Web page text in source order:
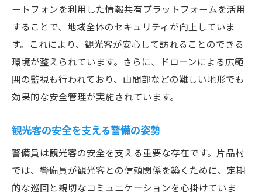
ートフォンを利用した情報共有プラットフォームを活用
することで、地域全体のセキュリティが向上していま
す。これにより、観光客が安心して訪れることのできる
環境が整えられています。さらに、ドローンによる広範
囲の監視も行われており、山間部などの難しい地形でも
効果的な安全管理が実施されています。
観光客の安全を支える警備の姿勢
警備員は観光客の安全を支える重要な存在です。片品村
では、警備員が観光客との信頼関係を築くために、定期
的な巡回と親切なコミュニケーションを心掛けていま